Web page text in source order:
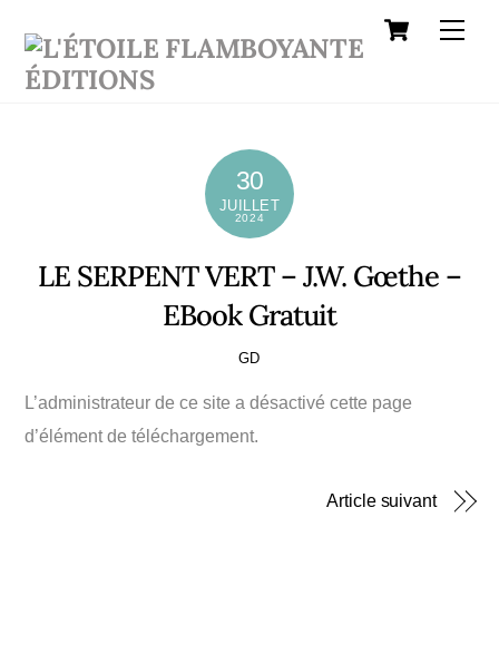
content
Cart
30
JUILLET
2024
LE SERPENT VERT – J.W. Gœthe –
EBook Gratuit
GD
L’administrateur de ce site a désactivé cette page
d’élément de téléchargement.
Article suivant